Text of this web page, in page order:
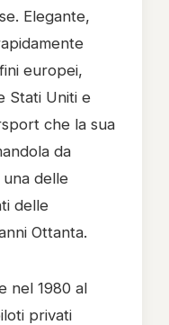
Elegante,
europei,
Stati Uniti e
che la sua
da
delle
delle
Ottanta.
nel 1980 al
privati